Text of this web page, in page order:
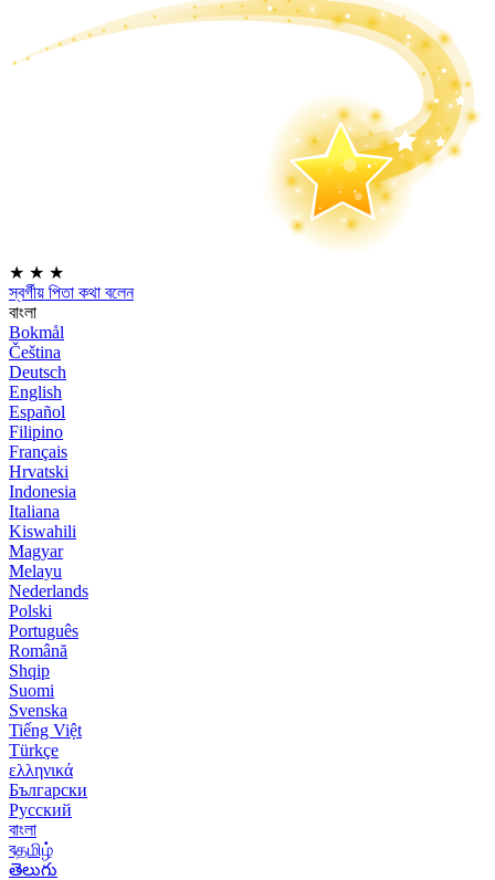
★ ★ ★
স্বর্গীয় পিতা কথা বলেন
বাংলা
Bokmål
Čeština
Deutsch
English
Español
Filipino
Français
Hrvatski
Indonesia
Italiana
Kiswahili
Magyar
Melayu
Nederlands
Polski
Português
Română
Shqip
Suomi
Svenska
Tiếng Việt
Türkçe
ελληνικά
Български
Русский
বাংলা
বதமிழ்
తెలుగు